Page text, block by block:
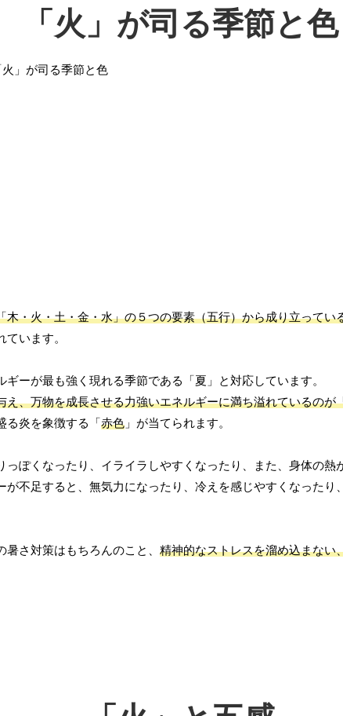
「火」が司る季節と色
・火・土・金・水」の５つの要素（五行）から成り立ってい
います。
ギーが最も強く現れる季節である「夏」と対応しています。
、万物を成長させる力強いエネルギーに満ち溢れているのが
る炎を象徴する「赤色 」が当てられます。
っぽくなったり、イライラしやすくなったり、また、身体の
不足すると、無気力になったり、冷えを感じやすくなったり
暑さ対策はもちろんのこと、 精神的なストレスを溜め込まない